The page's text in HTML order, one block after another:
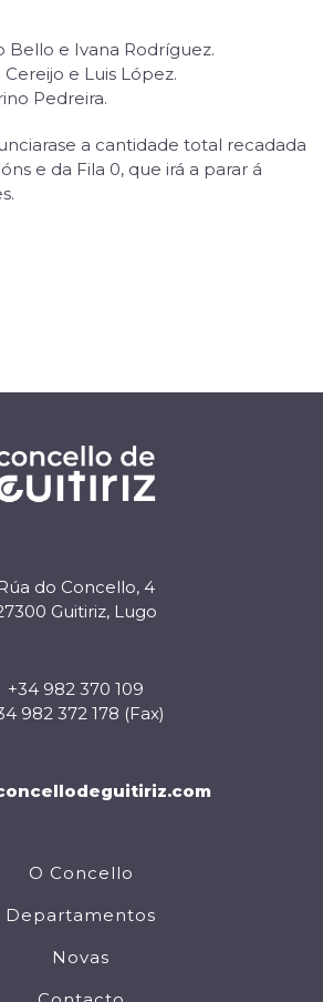
Bello e Ivana Rodríguez.
Cereijo e Luis López.
Pedreira.
a cantidade total recadada
e da Fila 0, que irá a parar á
Rúa do Concello, 4
Guitiriz, Lugo
+34 982 370 109
982 372 178 (Fax)
O Concello
Departamentos
Novas